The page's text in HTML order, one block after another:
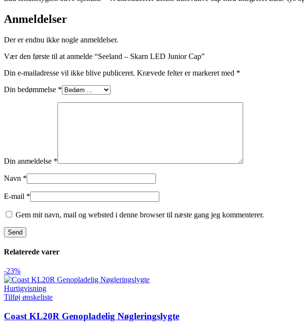
Anmeldelser
Der er endnu ikke nogle anmeldelser.
Vær den første til at anmelde “Seeland – Skarn LED Junior Cap”
Din e-mailadresse vil ikke blive publiceret. Krævede felter er markeret med *
Din bedømmelse *
Din anmeldelse *
Navn *
E-mail *
Gem mit navn, mail og websted i denne browser til næste gang jeg kommenterer.
Relaterede varer
-23%
Hurtigvisning
Tilføj ønskeliste
Coast KL20R Genopladelig Nøgleringslygte